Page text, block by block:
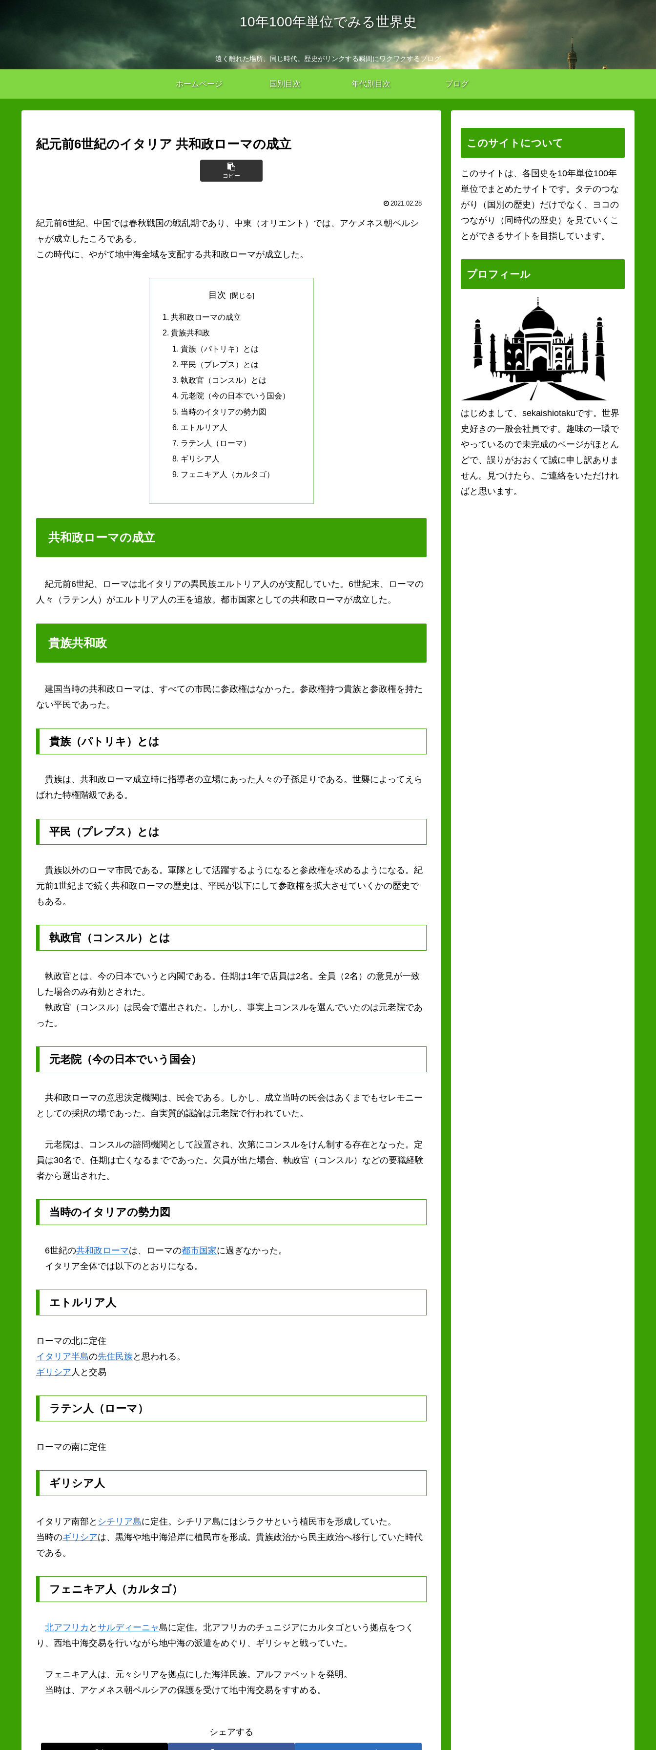
10年100年単位でみる世界史
遠く離れた場所、同じ時代。歴史がリンクする瞬間にワクワクするブログ
ホームページ 国別目次 年代別目次 ブログ
紀元前6世紀のイタリア 共和政ローマの成立
コピー
2021.02.28
紀元前6世紀、中国では春秋戦国の戦乱期であり、中東（オリエント）では、アケメネス朝ペルシ
ャが成立したころである。
この時代に、やがて地中海全域を支配する共和政ローマが成立した。
目次
共和政ローマの成立
貴族共和政
貴族（パトリキ）とは
平民（プレプス）とは
執政官（コンスル）とは
元老院（今の日本でいう国会）
当時のイタリアの勢力図
エトルリア人
ラテン人（ローマ）
ギリシア人
フェニキア人（カルタゴ）
共和政ローマの成立
紀元前6世紀、ローマは北イタリアの異民族エルトリア人のが支配していた。6世紀末、ローマの
人々（ラテン人）がエルトリア人の王を追放。都市国家としての共和政ローマが成立した。
貴族共和政
建国当時の共和政ローマは、すべての市民に参政権はなかった。参政権持つ貴族と参政権を持た
ない平民であった。
貴族（パトリキ）とは
貴族は、共和政ローマ成立時に指導者の立場にあった人々の子孫足りである。世襲によってえら
ばれた特権階級である。
平民（プレプス）とは
貴族以外のローマ市民である。軍隊として活躍するようになると参政権を求めるようになる。紀
元前1世紀まで続く共和政ローマの歴史は、平民が以下にして参政権を拡大させていくかの歴史で
もある。
執政官（コンスル）とは
執政官とは、今の日本でいうと内閣である。任期は1年で店員は2名。全員（2名）の意見が一致
した場合のみ有効とされた。
執政官（コンスル）は民会で選出された。しかし、事実上コンスルを選んでいたのは元老院であ
った。
元老院（今の日本でいう国会）
共和政ローマの意思決定機関は、民会である。しかし、成立当時の民会はあくまでもセレモニー
としての採択の場であった。自実質的議論は元老院で行われていた。
元老院は、コンスルの諮問機関として設置され、次第にコンスルをけん制する存在となった。定
員は30名で、任期は亡くなるまでであった。欠員が出た場合、執政官（コンスル）などの要職経験
者から選出された。
当時のイタリアの勢力図
6世紀の共和政ローマは、ローマの都市国家に過ぎなかった。
イタリア全体では以下のとおりになる。
エトルリア人
ローマの北に定住
イタリア半島の先住民族と思われる。
ギリシア 人と交易
ラテン人（ローマ）
ローマの南に定住
ギリシア人
イタリア南部と シチリア島に定住。シチリア島にはシラクサという植民市を形成していた。
当時のギリシアは、黒海や地中海沿岸に植民市を形成。貴族政治から民主政治へ移行していた時代
である。
フェニキア人（カルタゴ）
北アフリカ と サルディーニャ島に定住。北アフリカのチュニジアにカルタゴという拠点をつく
り、西地中海交易を行いながら地中海の派遣をめぐり、ギリシャと戦っていた。
フェニキア人は、元々シリアを拠点にした海洋民族。アルファベットを発明。
当時は、アケメネス朝ペルシアの保護を受けて地中海交易をすすめる。
シェアする
このサイトについて
このサイトは、各国史を10年単位100年
単位でまとめたサイトです。タテのつな
がり（国別の歴史）だけでなく、ヨコの
つながり（同時代の歴史）を見ていくこ
とができるサイトを目指しています。
プロフィール
はじめまして、sekaishiotakuです。世界
史好きの一般会社員です。趣味の一環で
やっているので未完成のページがほとん
どで、誤りがおおくて誠に申し訳ありま
せん。見つけたら、ご連絡をいただけれ
ばと思います。